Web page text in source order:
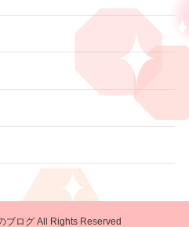
ブログ All Rights Reserved